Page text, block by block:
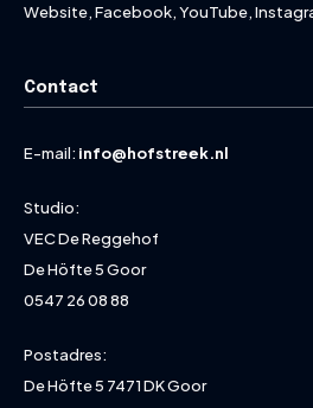
Website, Facebook, YouTube,
Contact
E-mail: info@hofstreek.nl
Studio:
VEC De Reggehof
De Höfte 5 Goor
0547 26 08 88
Postadres:
De Höfte 5 7471 DK Goor